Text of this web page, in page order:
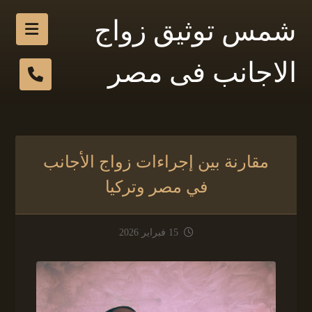
شمس توثيق زواج
الاجانب فى مصر
مقارنة بين إجراءات زواج الأجانب
في مصر وتركيا
15 فبراير 2026